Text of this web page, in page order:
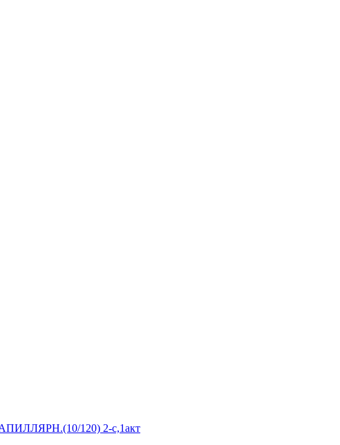
120) 2-с,1акт